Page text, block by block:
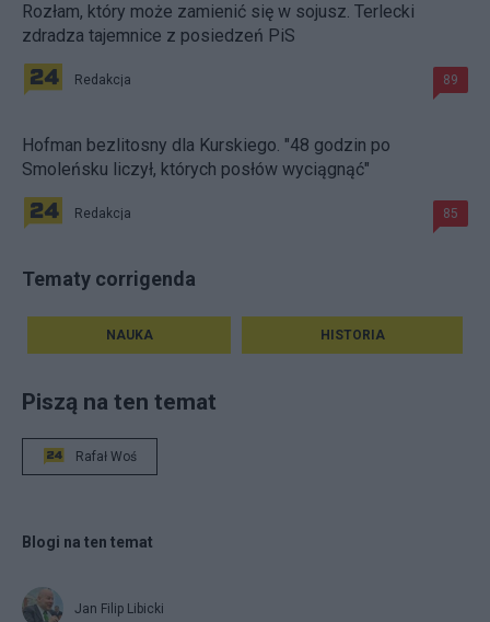
Rozłam, który może zamienić się w sojusz. Terlecki
zdradza tajemnice z posiedzeń PiS
Redakcja 89
Hofman bezlitosny dla Kurskiego. "48 godzin po
Smoleńsku liczył, których posłów wyciągnąć"
Redakcja 85
Tematy corrigenda
NAUKA HISTORIA
Piszą na ten temat
Rafał Woś
Blogi na ten temat
Jan Filip Libicki